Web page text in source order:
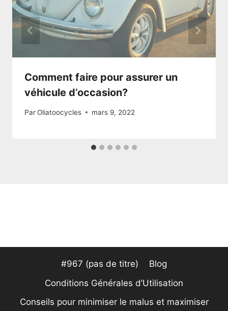
Comment faire pour assurer un
véhicule d’occasion?
ParOliatoocycles mars 9, 2022
#967 (pas de titre)
Blog
Conditions Générales d’Utilisation
Conseils pour minimiser le malus et maximiser